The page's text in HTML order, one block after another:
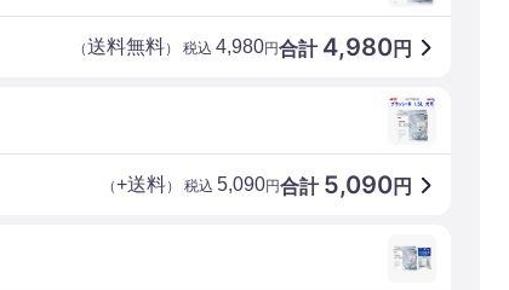
合計 4,980円
（送料無料） 税込 4,980円
合計 5,090円
（+送料） 税込 5,090円